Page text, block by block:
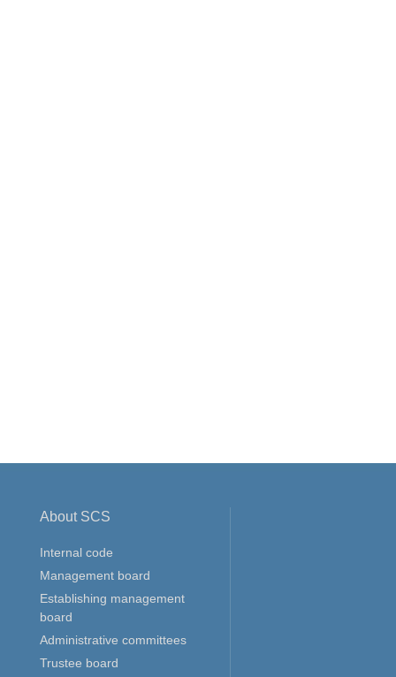
About SCS
Internal code
Management board
Establishing management
board
Administrative committees
Trustee board